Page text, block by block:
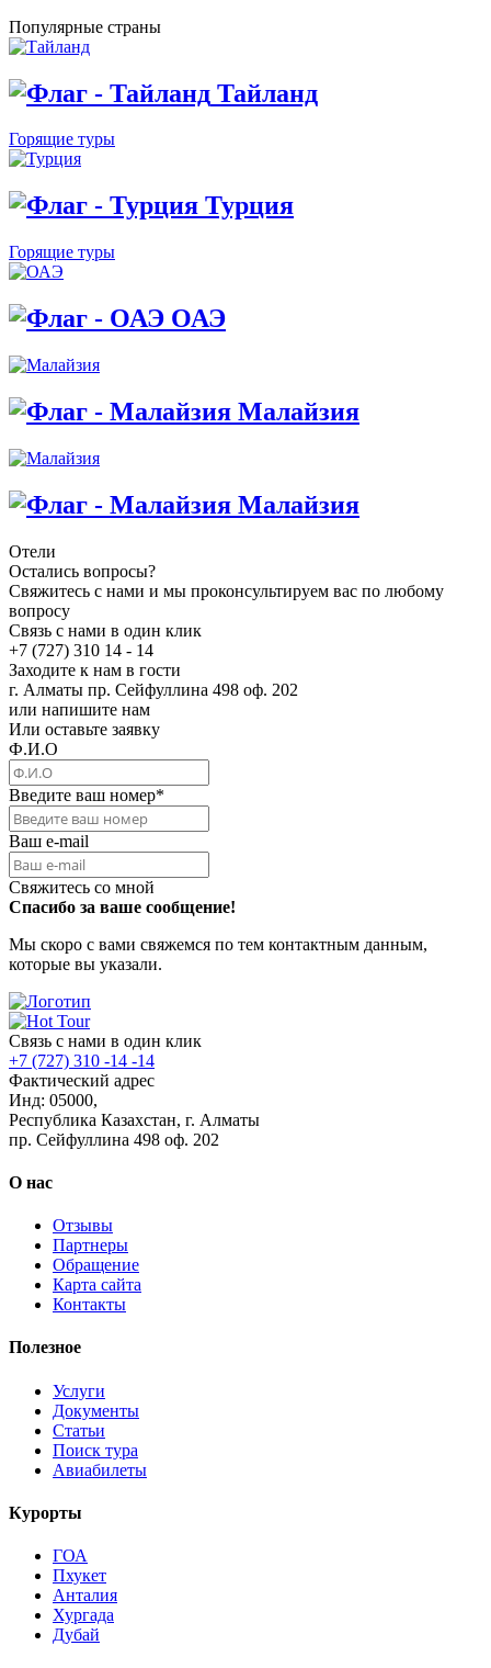
Популярные страны
Тайланд
Горящие туры
Турция
Горящие туры
ОАЭ
Малайзия
Малайзия
Отели
Остались вопросы?
Свяжитесь с нами и мы проконсультируем вас по любому
вопросу
Связь с нами в один клик
+7 (727) 310 14 - 14
Заходите к нам в гости
г. Алматы пр. Сейфуллина 498 оф. 202
или напишите нам
Или оставьте заявку
Ф.И.О
Введите ваш номер*
Ваш e-mail
Свяжитесь со мной
Спасибо за ваше сообщение!
Мы скоро с вами свяжемся по тем контактным данным,
которые вы указали.
Связь с нами в один клик
+7 (727) 310 -14 -14
Фактический адрес
Инд: 05000,
Республика Казахстан, г. Алматы
пр. Сейфуллина 498 оф. 202
О нас
Отзывы
Партнеры
Обращение
Карта сайта
Контакты
Полезное
Услуги
Документы
Статьи
Поиск тура
Авиабилеты
Курорты
ГОА
Пхукет
Анталия
Хургада
Дубай